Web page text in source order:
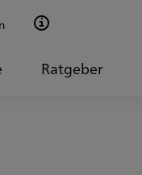
Ratgeber